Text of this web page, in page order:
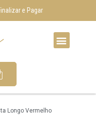
e Pagar
Longo Vermelho